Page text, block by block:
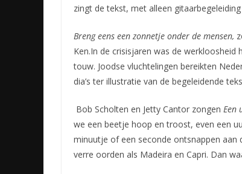
zingt de tekst, met alleen
Breng eens een zonnetje onder de mensen,
Ken.In de crisisjaren was de
touw. Joodse vluchtelingen bereikten
dia’s ter illustratie van de begeleidende
Bob Scholten en Jetty Cantor zongen Een
we een beetje hoop en troost, even een
minuutje of een seconde ontsnappen aan
verre oorden als Madeira en Capri. Dan